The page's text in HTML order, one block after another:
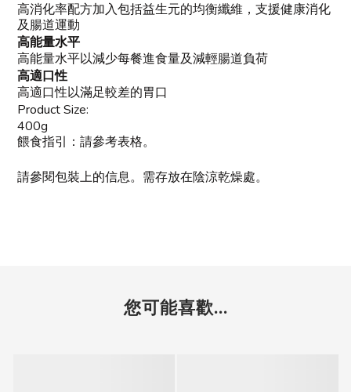
高消化率配方加入包括益生元的均衡纖維，支援健康消化
及腸道運動
高能量水平
高能量水平以減少每餐進食量及減輕腸道負荷
高適口性
高適口性以滿足較差的胃口
Product Size:
400g
餵食指引：請參考表格。
請參閱包裝上的信息。需存放在陰涼乾燥處。
您可能喜歡...